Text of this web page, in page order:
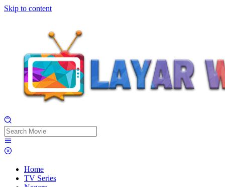
Skip to content
Home
TV Series